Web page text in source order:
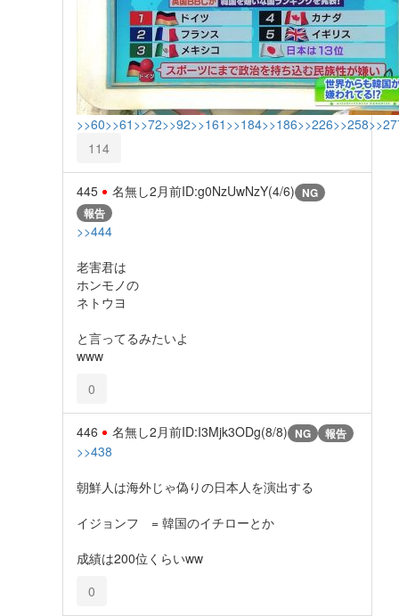
>>60>>61 >>72>>92>>161 >>184>>186>>226>>258
114
445 名無し2月前ID:g0NzUwNzY(4/6) NG
報告
>>444
老害君は
ホンモノの
ネトウヨ
と言ってるみたいよ
www
0
446 名無し2月前ID:I3Mjk3ODg(8/8) NG 報告
>>438
朝鮮人は海外じゃ偽りの日本人を演出する
イジョンフ = 韓国のイチローとか
成績は200位くらいww
0